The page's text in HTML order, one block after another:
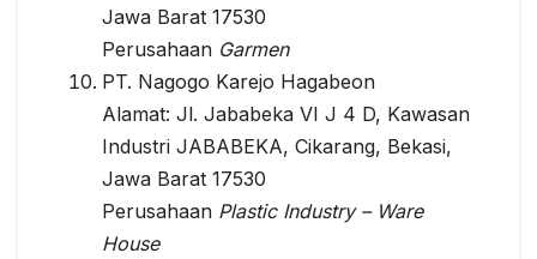
Jawa Barat 17530
Perusahaan Garmen
PT. Nagogo Karejo Hagabeon
Alamat: Jl. Jababeka VI J 4 D, Kawasan
Industri JABABEKA, Cikarang, Bekasi,
Jawa Barat 17530
Perusahaan Plastic Industry – Ware
House